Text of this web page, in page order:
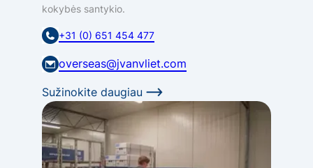
kokybės santykio.
+31 (0) 651 454 477
overseas@jvanvliet.com
Sužinokite daugiau